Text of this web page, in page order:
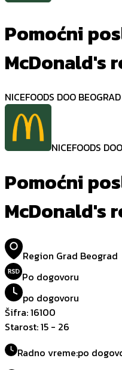
Pomoćni
McDonald's
NICEFOODS DOO BEOGRAD
NICEFOODS
Pomoćni
McDonald's
Region Grad Beograd
Po dogovoru
po dogovoru
Šifra:16100
Starost:15 - 26
Radno vreme:po